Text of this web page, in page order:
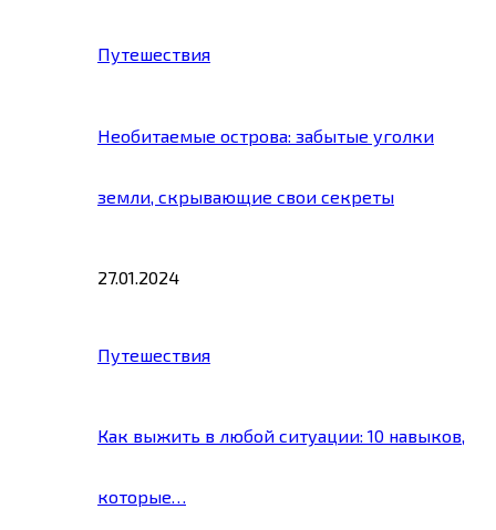
Путешествия
Необитаемые острова: забытые уголки
земли, скрывающие свои секреты
27.01.2024
Путешествия
Как выжить в любой ситуации: 10 навыков,
которые…